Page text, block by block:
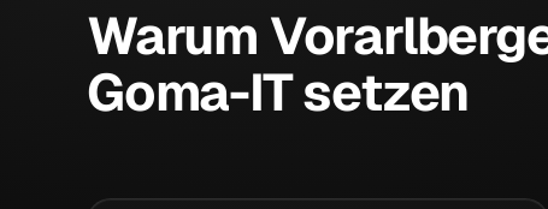
Warum
Goma-IT setzen